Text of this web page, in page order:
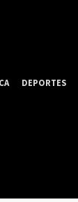
DEPORTES